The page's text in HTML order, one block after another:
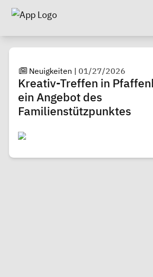
Neuigkeiten |01/27/2026
Kreativ-Treffen in
ein Angebot des
Familienstützpunktes